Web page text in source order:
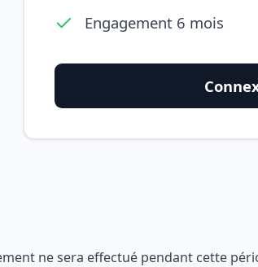
Engagement 6 mois
ne sera effectué pendant cette